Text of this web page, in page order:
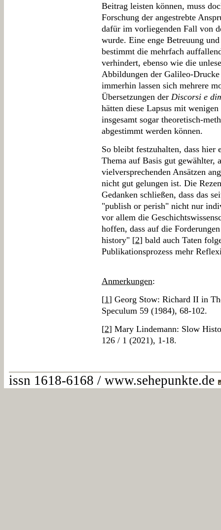
Beitrag leisten können, muss
Forschung der angestrebte
dafür im vorliegenden Fall von
wurde. Eine enge Betreuung
bestimmt die mehrfach
verhindert, ebenso wie die
Abbildungen der Galileo-
immerhin lassen sich mehrere
Übersetzungen der Discorsi e
hätten diese Lapsus mit
insgesamt sogar theoretisch-
abgestimmt werden können.
So bleibt festzuhalten, dass hier
Thema auf Basis gut gewählter,
vielversprechenden Ansätzen
nicht gut gelungen ist. Die
Gedanken schließen, dass das
"publish or perish" nicht nur
vor allem die
hoffen, dass auf die
history" [2] bald auch Taten
Publikationsprozess mehr
Anmerkungen:
[1] Georg Stow: Richard II in
Speculum 59 (1984), 68-102.
[2] Mary Lindemann: Slow
126 / 1 (2021), 1-18.
issn 1618-6168 / www.sehepunkte.de